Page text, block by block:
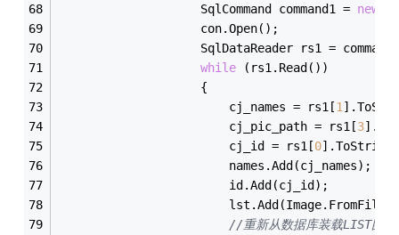
                    SqlCommand command1 =
new
                    con.Open();
SqlDataReader rs1 =
while (rs1.Read())
                    {
                        cj_names = rs1[
1
                        cj_pic_path = rs1[
3
                        cj_id = rs1[
0
                        names.Add(cj_names);
                        id.Add(cj_id);
//重新从数据库装载LIST图片